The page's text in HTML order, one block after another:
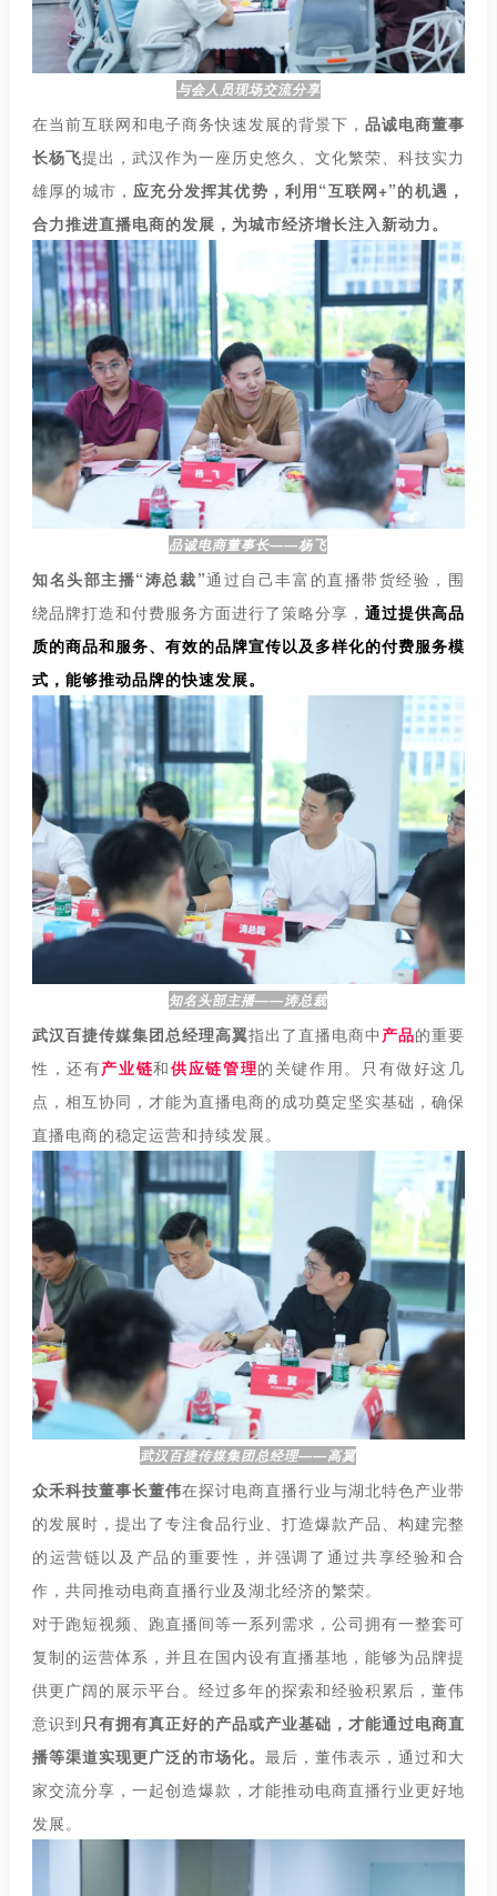
与会人员现场交流分享
在当前互联网和电子商务快速发展的背景下，品诚电商董事
长杨飞提出，武汉作为一座历史悠久、文化繁荣、科技实力
雄厚的城市，应充分发挥其优势，利用“互联网+”的机遇，
合力推进直播电商的发展，为城市经济增长注入新动力。
品诚电商董事长——杨飞
知名头部主播“涛总裁”通过自己丰富的直播带货经验，围
绕品牌打造和付费服务方面进行了策略分享，通过提供高品
质的商品和服务、有效的品牌宣传以及多样化的付费服务模
式，能够推动品牌的快速发展。
知名头部主播——涛总裁
武汉百捷传媒集团总经理高翼指出了直播电商中 产品的重要
性，还有产业链和供应链管理的关键作用。只有做好这几
点，相互协同，才能为直播电商的成功奠定坚实基础，确保
直播电商的稳定运营和持续发展。
武汉百捷传媒集团总经理——高翼
众禾科技董事长董伟在探讨电商直播行业与湖北特色产业带
的发展时，提出了专注食品行业、打造爆款产品、构建完整
的运营链以及产品的重要性，并强调了通过共享经验和合
作，共同推动电商直播行业及湖北经济的繁荣。
对于跑短视频、跑直播间等一系列需求，公司拥有一整套可
复制的运营体系，并且在国内设有直播基地，能够为品牌提
供更广阔的展示平台。经过多年的探索和经验积累后，董伟
意识到只有拥有真正好的产品或产业基础，才能通过电商直
播等渠道实现更广泛的市场化。 最后，董伟表示，通过和大
家交流分享，一起创造爆款，才能推动电商直播行业更好地
发展。